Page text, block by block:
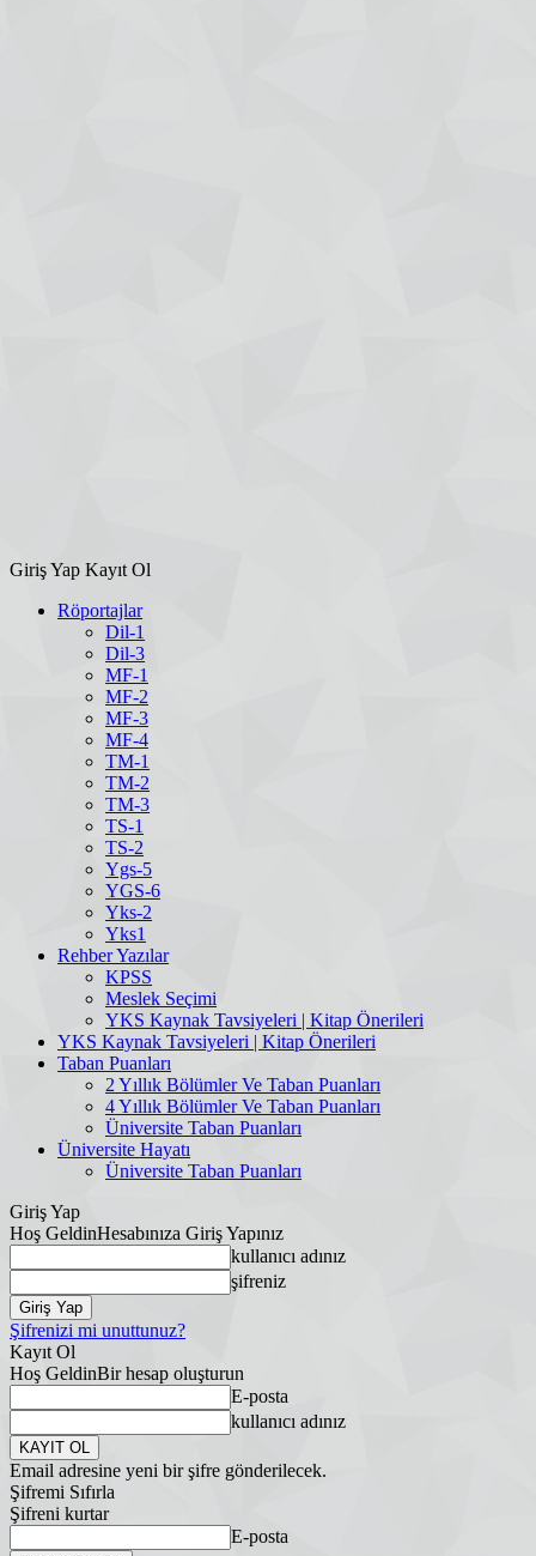
Giriş Yap Kayıt Ol
Röportajlar
Dil-1
Dil-3
MF-1
MF-2
MF-3
MF-4
TM-1
TM-2
TM-3
TS-1
TS-2
Ygs-5
YGS-6
Yks-2
Yks1
Rehber Yazılar
KPSS
Meslek Seçimi
YKS Kaynak Tavsiyeleri | Kitap Önerileri
YKS Kaynak Tavsiyeleri | Kitap Önerileri
Taban Puanları
2 Yıllık Bölümler Ve Taban Puanları
4 Yıllık Bölümler Ve Taban Puanları
Üniversite Taban Puanları
Üniversite Hayatı
Üniversite Taban Puanları
Giriş Yap
Hoş GeldinHesabınıza Giriş Yapınız
kullanıcı adınız
şifreniz
Şifrenizi mi unuttunuz?
Kayıt Ol
Hoş GeldinBir hesap oluşturun
E-posta
kullanıcı adınız
Email adresine yeni bir şifre gönderilecek.
Şifremi Sıfırla
Şifreni kurtar
E-posta